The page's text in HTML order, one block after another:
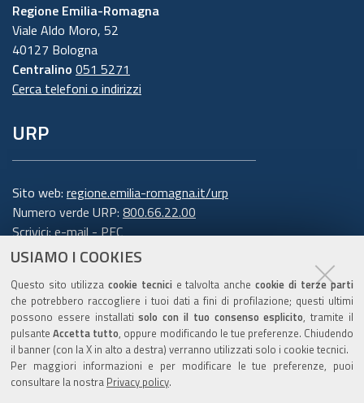
USIAMO I COOKIES
Questo sito utilizza cookie tecnici e talvolta anchecookie di terze parti
che potrebbero raccogliere i tuoi dati a fini di profilazione; questi ultimi
possono essere installatisolo con il tuo consenso esplicito, tramite il
pulsanteAccetta tutto, oppure modificando le tue preferenze. Chiudendo
il banner (con la X in alto a destra) verranno utilizzati solo i cookie tecnici.
Per maggiori informazioni e per modificare le tue preferenze, puoi
consultare la nostra Privacy policy.
Regione Emilia-Romagna
Viale Aldo Moro, 52
40127 Bologna
Centralino 051 5271
Cerca telefoni o indirizzi
URP
Sito web: regione.emilia-romagna.it/urp
Numero verde URP: 800.66.22.00
Scrivici:e-mail-PEC
Trasparenza
Amministrazione trasparente
Note legali e copyright
Privacy e cookie